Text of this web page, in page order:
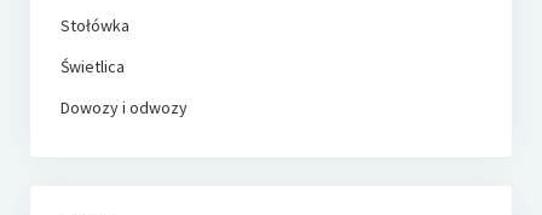
Stołówka
Świetlica
Dowozy i odwozy